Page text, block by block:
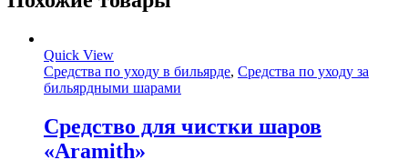
Quick View
Средства по уходу в бильярде, Средства по уходу за
бильярдными шарами
Средство для чистки шаров
«Aramith»